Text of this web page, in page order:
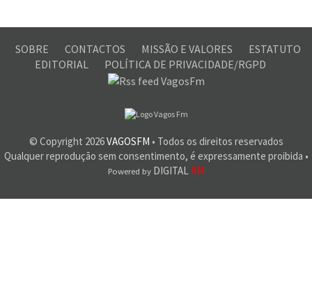
SOBRE CONTACTOS MISSÃO E VALORES
ESTATUTO
EDITORIAL
POLÍTICA DE PRIVACIDADE/RGPD
© Copyright 2026VAGOSFM • Todos os direitos reservados
Qualquer reprodução sem consentimento, é expressamente proibida •
Powered byDIGITAL RM